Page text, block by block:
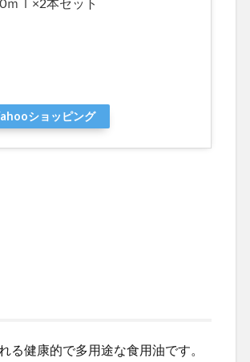
ショッピング
健康的で多用途な食用油です。